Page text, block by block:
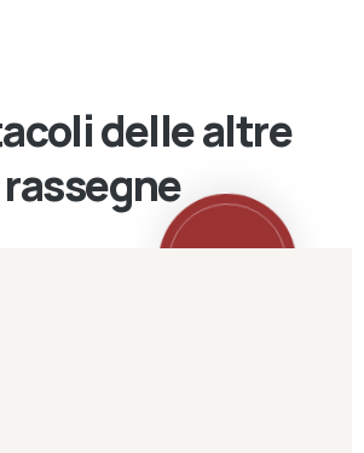
delle altre
rassegne